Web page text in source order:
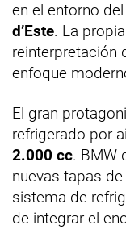
en el entorno del
d’Este. La
reinterpretación
enfoque
El gran
refrigerado por
2.000 cc. BMW
nuevas tapas
sistema de
de integrar el